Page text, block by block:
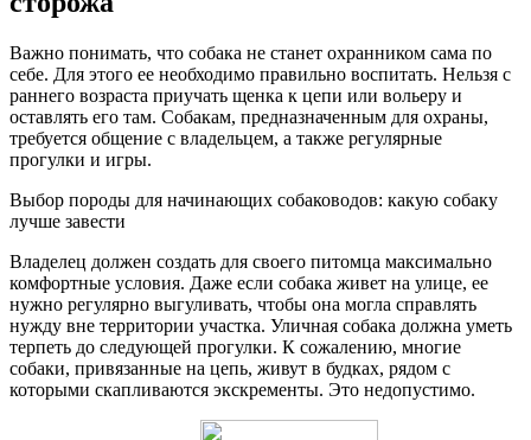
Важно понимать, что собака не станет охранником сама по
себе. Для этого ее необходимо правильно воспитать. Нельзя с
раннего возраста приучать щенка к цепи или вольеру и
оставлять его там. Собакам, предназначенным для охраны,
требуется общение с владельцем, а также регулярные
прогулки и игры.
Выбор породы для начинающих собаководов: какую собаку
лучше завести
Владелец должен создать для своего питомца максимально
комфортные условия. Даже если собака живет на улице, ее
нужно регулярно выгуливать, чтобы она могла справлять
нужду вне территории участка. Уличная собака должна уметь
терпеть до следующей прогулки. К сожалению, многие
собаки, привязанные на цепь, живут в будках, рядом с
которыми скапливаются экскременты. Это недопустимо.